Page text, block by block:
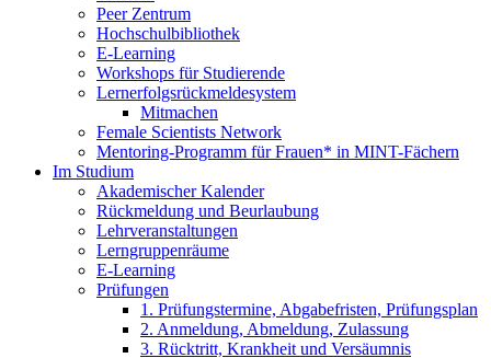
Peer Zentrum
Hochschulbibliothek
E-Learning
Workshops für Studierende
Lernerfolgsrückmeldesystem
Mitmachen
Female Scientists Network
Mentoring-Programm für Frauen* in MINT-Fächern
Im Studium
Akademischer Kalender
Rückmeldung und Beurlaubung
Lehrveranstaltungen
Lerngruppenräume
E-Learning
Prüfungen
1. Prüfungstermine, Abgabefristen, Prüfungsplan
2. Anmeldung, Abmeldung, Zulassung
3. Rücktritt, Krankheit und Versäumnis